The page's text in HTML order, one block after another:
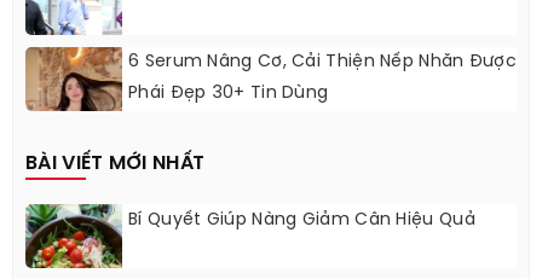
6 Serum Nâng Cơ, Cải Thiện Nếp Nhăn Được
Phái Đẹp 30+ Tin Dùng
BÀI VIẾT MỚI NHẤT
Bí Quyết Giúp Nàng Giảm Cân Hiệu Quả